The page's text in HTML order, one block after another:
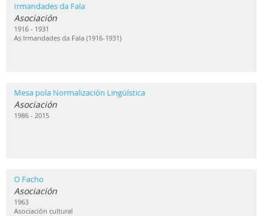
Irmandades da Fala
Asociación
1916 - 1931
As Irmandades da Fala (1916-1931)
Mesa pola Normalización Lingüística
Asociación
1986 - 2015
O Facho
Asociación
1963
Asociación cultural